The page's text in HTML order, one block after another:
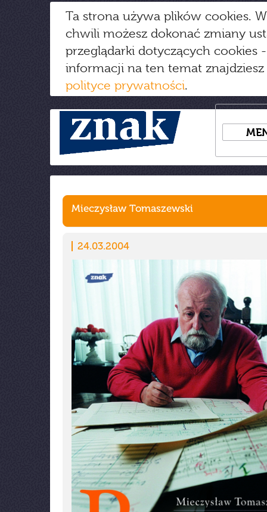
Ta strona używa plików cookies.
chwili możesz dokonać zmiany
przeglądarki dotyczących cookies
informacji na ten temat
polityce prywatności.
Mieczysław Tomaszewski
24.03.2004